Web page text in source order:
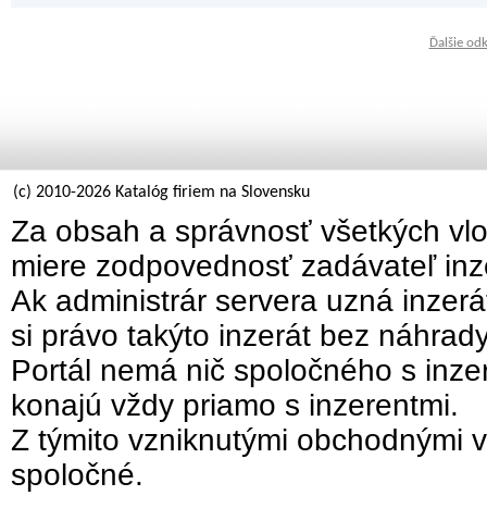
Ďalšie
(c) 2010-2026 Katalóg firiem na Slovensku
Za obsah a správnosť všetkých
miere zodpovednosť zadávateľ
Ak administrár servera uzná
si právo takýto inzerát bez
Portál nemá nič spoločného s
konajú vždy priamo s inzerentmi.
Z týmito vzniknutými obchodnými
spoločné.